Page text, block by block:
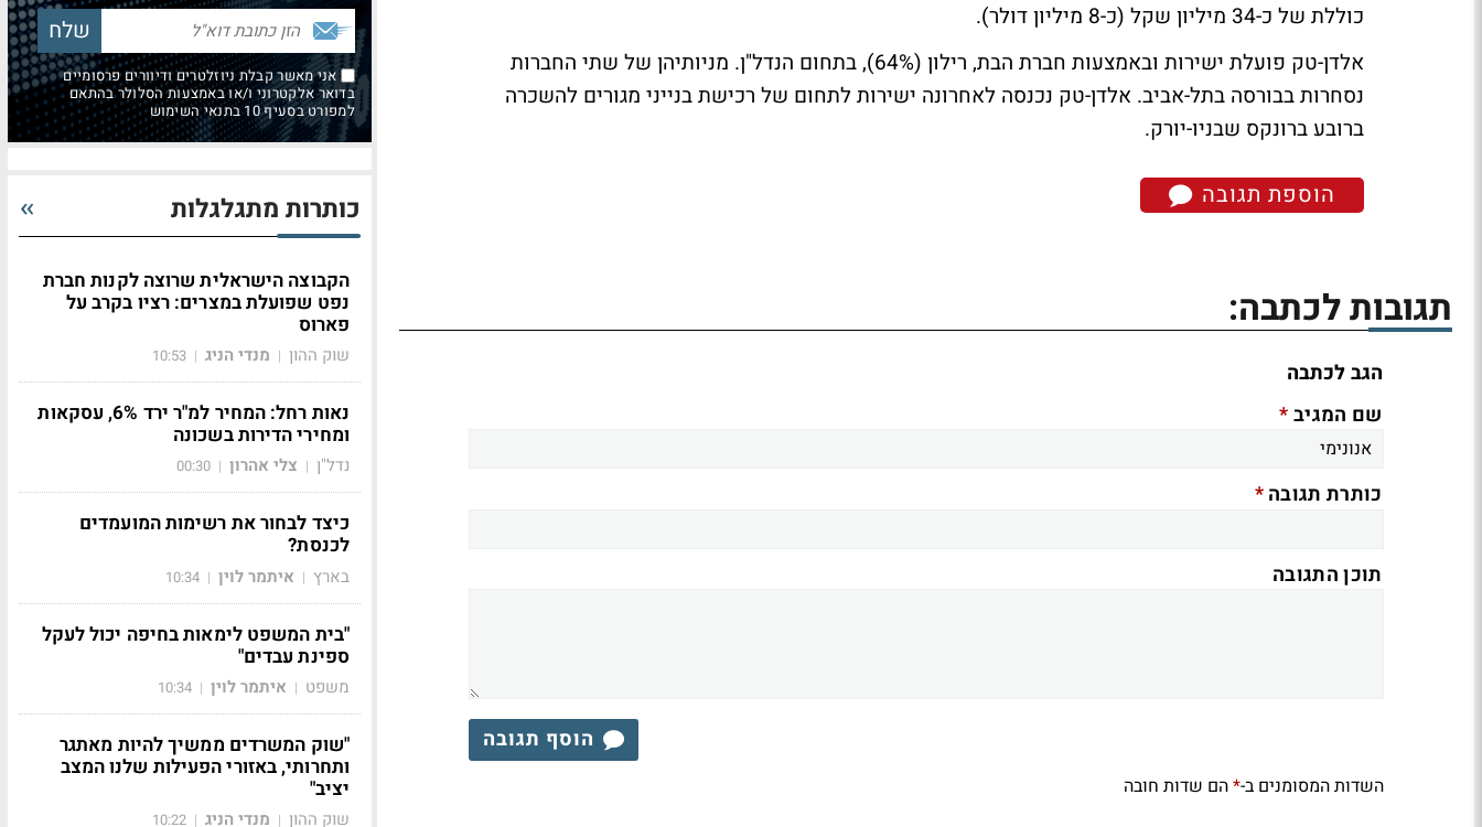
כוללת של כ-34 מיליון שקל (כ-8 מיליון דולר).
אלדן-טק פועלת ישירות ובאמצעות חברת הבת, רילון (64%), בתחום הנדל"ן. מניותיהן של שתי החברות
נסחרות בבורסה בתל-אביב. אלדן-טק נכנסה לאחרונה ישירות לתחום של רכישת בנייני מגורים להשכרה
ברובע ברונקס שבניו-יורק.
הוספת תגובה
תגובות לכתבה:
הגב לכתבה
שם המגיב*
כותרת תגובה*
תוכן התגובה
הוסף תגובה
השדות המסומנים ב-*הם שדות חובה
אני מאשר קבלת ניוזלטרים ודיוורים פרסומיים
בדואר אלקטרוני ו/או באמצעות הסלולר בהתאם
למפורט בסעיף 10 בתנאי השימוש
כותרות מתגלגלות
הקבוצה הישראלית שרוצה לקנות חברת
נפט שפועלת במצרים: רציו בקרב על
פארוס
שוק ההון | מנדי הניג |
10:53
נאות רחל: המחיר למ"ר ירד 6%, עסקאות
ומחירי הדירות בשכונה
נדל"ן | צלי אהרון |
00:30
כיצד לבחור את רשימות המועמדים
לכנסת?
בארץ | איתמר לוין |
10:34
"בית המשפט לימאות בחיפה יכול לעקל
ספינת עבדים"
משפט | איתמר לוין |
10:34
"שוק המשרדים ממשיך להיות מאתגר
ותחרותי, באזורי הפעילות שלנו המצב
יציב"
שוק ההון | מנדי הניג |
10:22